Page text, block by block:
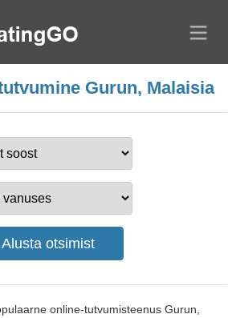
Gurun, Malaisia
online-tutvumisteenus Gurun,